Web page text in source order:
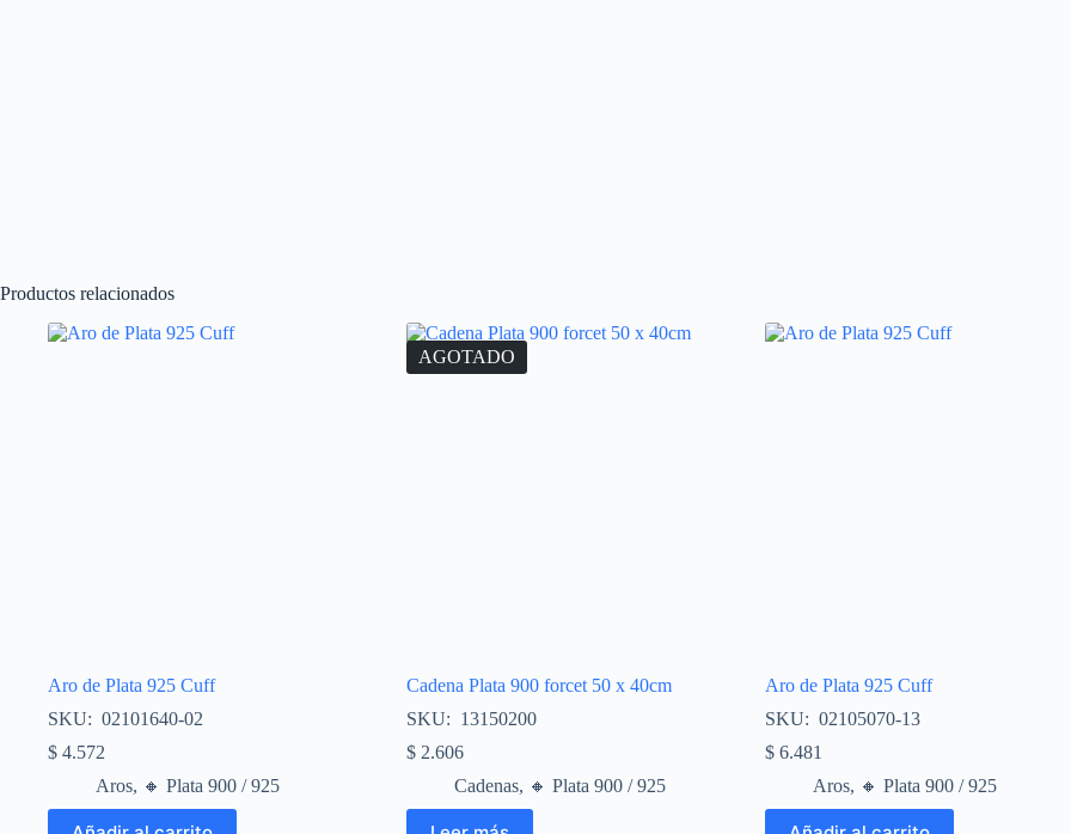
Productos relacionados
Aro de Plata 925 Cuff
SKU: 02101640-02
$ 4.572
Aros, 🔸​ Plata 900 / 925
AGOTADO
Cadena Plata 900 forcet 50 x 40cm
SKU: 13150200
$2.606
Cadenas, 🔸​ Plata 900 / 925
Aro de Plata 925 Cuff
SKU: 02105070-13
$6.481
Aros, 🔸​ Plata 900 / 925